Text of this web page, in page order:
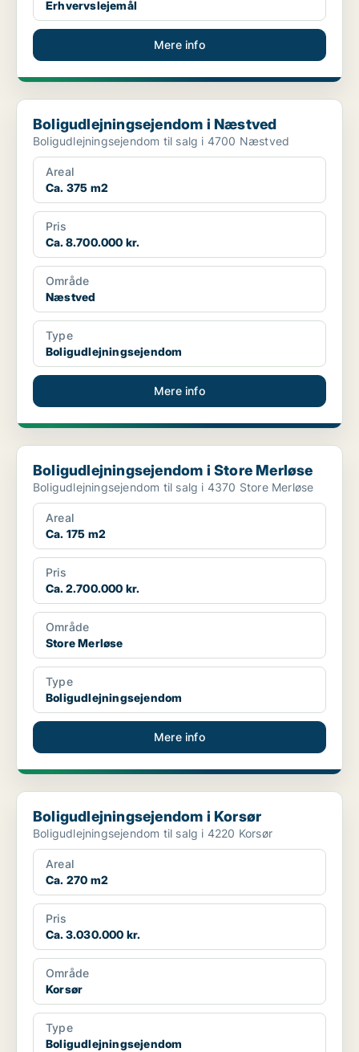
Erhvervslejemål
Mere info
Boligudlejningsejendom i Næstved
Boligudlejningsejendom i Næstved
Boligudlejningsejendom til salg i 4700 Næstved
Areal
Ca. 375 m2
Pris
Ca. 8.700.000 kr.
Område
Næstved
Type
Boligudlejningsejendom
Mere info
Boligudlejningsejendom i Store Merløse
Boligudlejningsejendom i Store Merløse
Boligudlejningsejendom til salg i 4370 Store Merløse
Areal
Ca. 175 m2
Pris
Ca. 2.700.000 kr.
Område
Store Merløse
Type
Boligudlejningsejendom
Mere info
Boligudlejningsejendom i Korsør
Boligudlejningsejendom i Korsør
Boligudlejningsejendom til salg i 4220 Korsør
Areal
Ca. 270 m2
Pris
Ca. 3.030.000 kr.
Område
Korsør
Type
Boligudlejningsejendom